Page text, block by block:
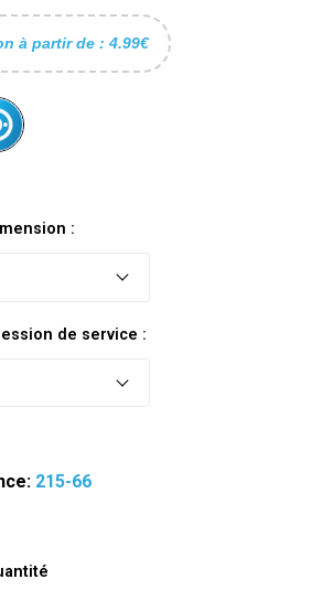
à partir de : 4.99€
:
de service :
215-66